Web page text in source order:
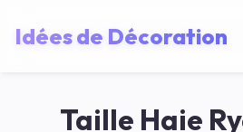
Idées de Décoration
Taille Haie